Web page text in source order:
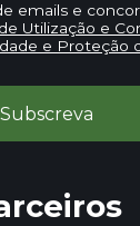
emails e
Utilização e
e Proteção